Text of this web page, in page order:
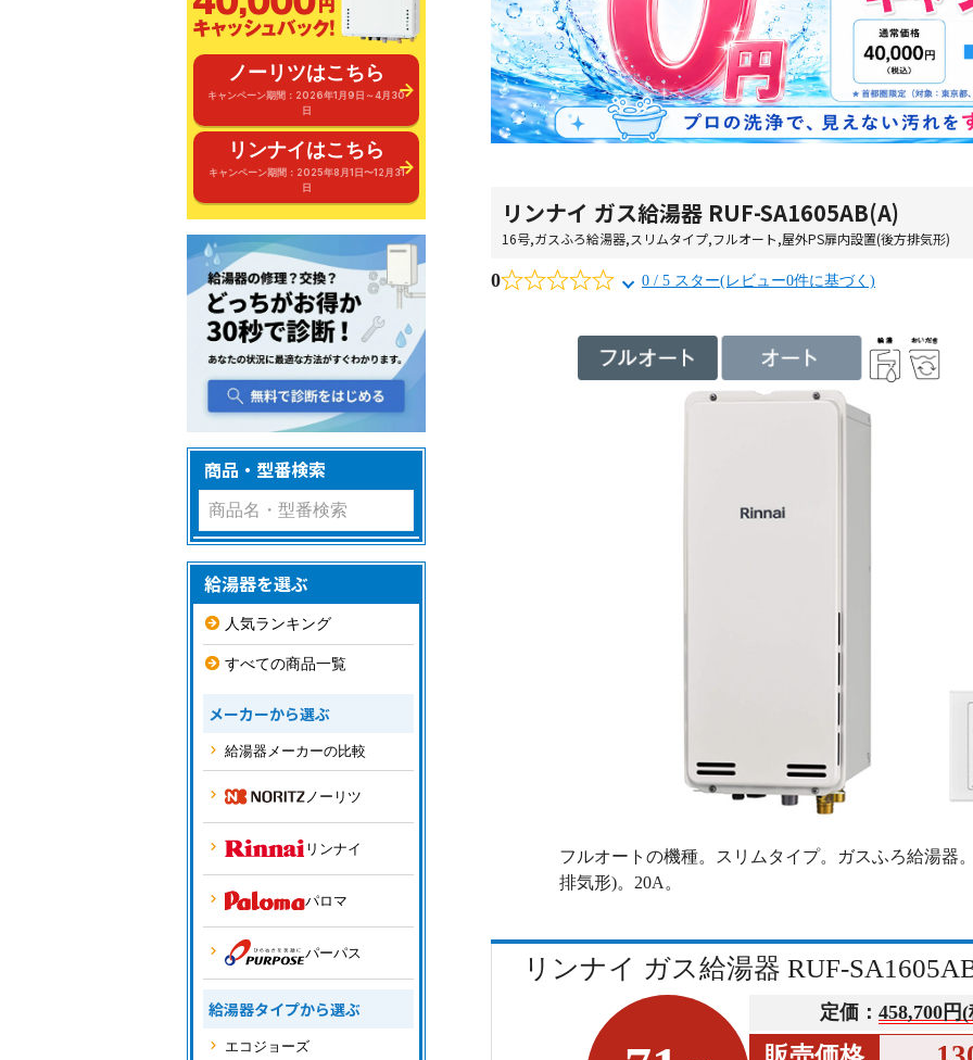
リンナイ ガス給湯器 RUF-SA1605AB(A)
16号,ガスふろ給湯器,スリムタイプ,フルオート,屋外PS扉内設置(後方排気形)
0 0 / 5 スター(レビュー0件に基づく)
フルオートの機種。スリムタイプ。ガスふろ給湯器
排気形)。20A。
リンナイ ガス給湯器 RUF-
定価： 458,700円
ノーリツはこちら
キャンペーン期間：2026年1月9日～4月30
日
リンナイはこちら
キャンペーン期間：2025年8月1日〜12月31
日
商品・型番検索
給湯器を選ぶ
人気ランキング
すべての商品一覧
メーカーから選ぶ
給湯器メーカーの比較
ノーリツ
リンナイ
パロマ
パーパス
給湯器タイプから選ぶ
エコジョーズ